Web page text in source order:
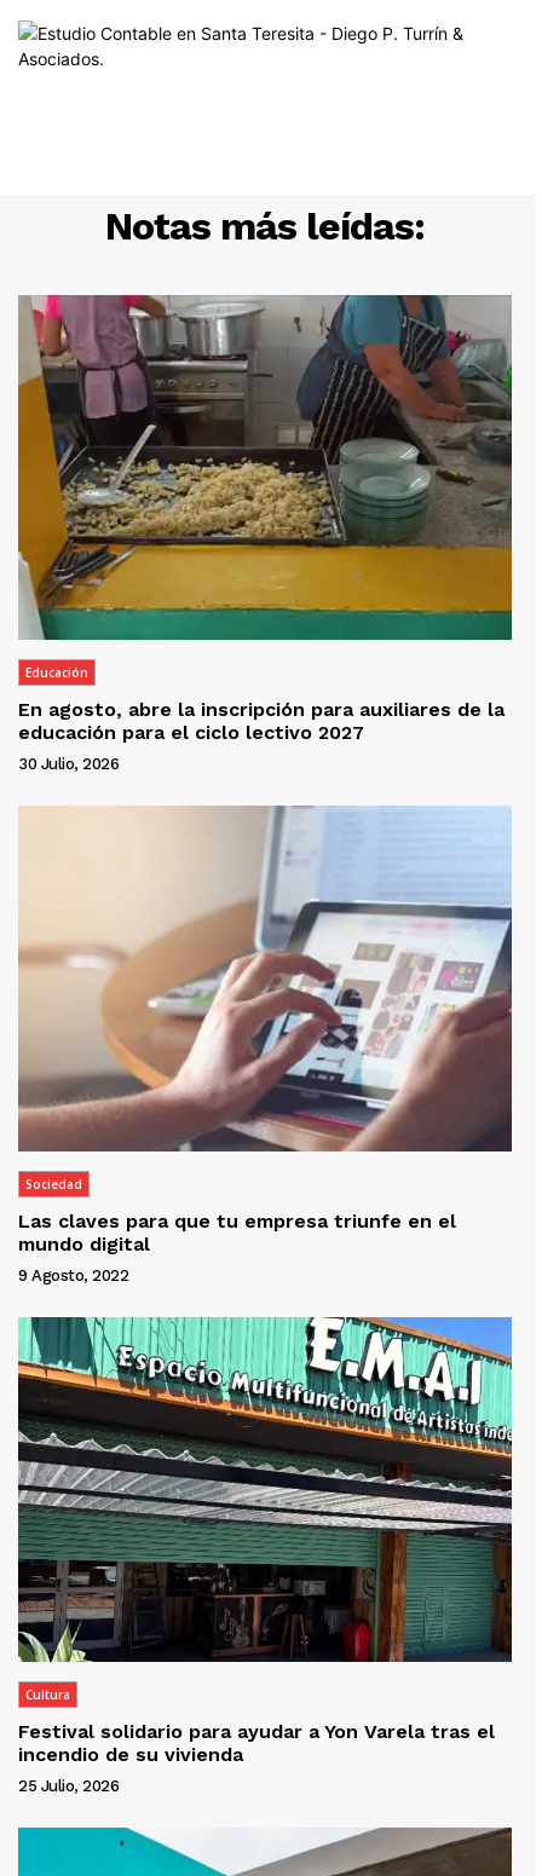
Notas más leídas:
Educación
En agosto, abre la inscripción para auxiliares de la
educación para el ciclo lectivo 2027
30 Julio, 2026
Sociedad
Las claves para que tu empresa triunfe en el
mundo digital
9 Agosto, 2022
Cultura
Festival solidario para ayudar a Yon Varela tras el
incendio de su vivienda
25 Julio, 2026